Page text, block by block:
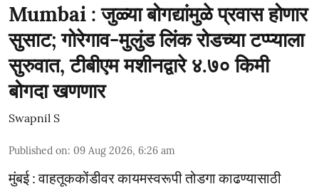
Mumbai : जुळ्या बोगद्यांमुळे प्रवास होणार
सुसाट; गोरेगाव-मुलुंड लिंक रोडच्या टप्प्याला
सुरुवात, टीबीएम मशीनद्वारे ४.७० किमी
बोगदा खणणार
Swapnil S
Published on: 09 Aug 2026, 6:26 am
मुंबई : वाहतूककोंडीवर कायमस्वरूपी तोडगा काढण्यासाठी